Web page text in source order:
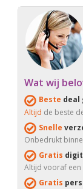
Wat wij
Beste deal
Altijd de beste
Snelle
Onbedrukt
Gratis
Altijd vooraf
Gratis